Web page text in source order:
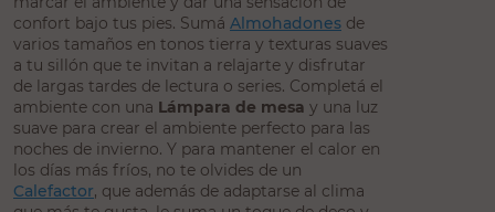
confort bajo tus pies. Sumá Almohadones de
varios tamaños en tonos tierra y texturas suaves
a tu sillón que te invitan a relajarte y disfrutar
de largas tardes de lectura o series. Completá el
ambiente con una Lámpara de mesa y una luz
suave para crear el ambiente perfecto para las
noches de invierno. Y para mantener el calor en
los días más fríos, no te olvides de un
Calefactor, que además de adaptarse al clima